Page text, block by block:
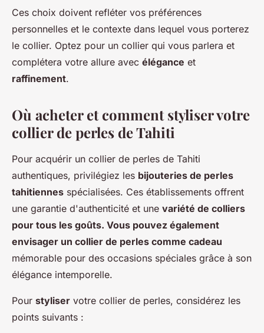
Ces choix doivent refléter vos préférences
personnelles et le contexte dans lequel vous porterez
le collier. Optez pour un collier qui vous parlera et
complétera votre allure avec élégance et
raffinement.
Où acheter et comment styliser votre
collier de perles de Tahiti
Pour acquérir un collier de perles de Tahiti
authentiques, privilégiez les bijouteries de perles
tahitiennes spécialisées. Ces établissements offrent
une garantie d'authenticité et une variété de colliers
pour tous les goûts. Vous pouvez également
envisager un collier de perles comme cadeau
mémorable pour des occasions spéciales grâce à son
élégance intemporelle.
Pour styliser votre collier de perles, considérez les
points suivants :